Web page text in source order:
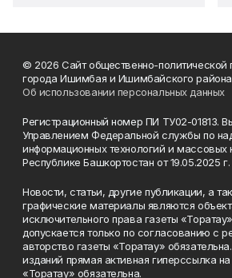
© 2026 Сайт общественно-политической
города Ишимбая и Ишимбайского района
Об использовании персональных данных
Регистрационный номер ПИ ТУ02-01813.
Управлением Федеральной службы по
информационных технологий и массовых
Республике Башкортостан от 19.05.2025 г.
Новости, статьи, другие публикации, а
графические материалы являются
исключительного права газеты
допускается только по согласованию с
авторство газеты «Торатау»
изданий прямая активная гиперссылка на
«Торатау» обязательна.